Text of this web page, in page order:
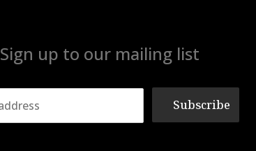
Sign up to our mailing list
Subscribe